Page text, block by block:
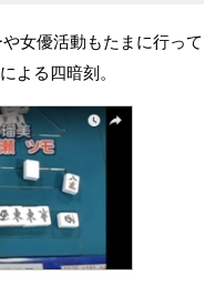
女優活動もたまに行って
よる四暗刻。